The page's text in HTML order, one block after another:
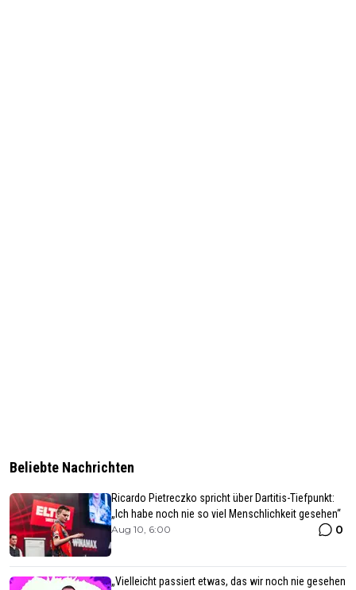
Beliebte Nachrichten
Ricardo Pietreczko spricht über Dartitis-Tiefpunkt:
„Ich habe noch nie so viel Menschlichkeit gesehen“
Aug 10, 6:00 0
„Vielleicht passiert etwas, das wir noch nie gesehen